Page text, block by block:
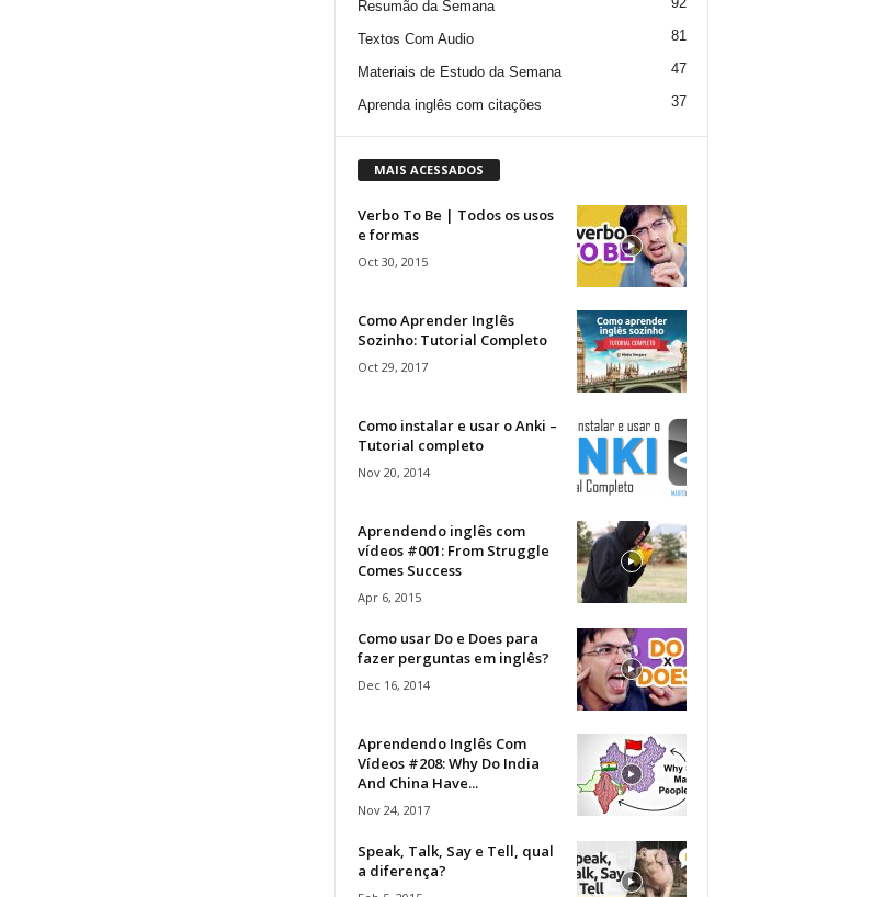
Resumão da Semana
Textos Com Audio 81
Materiais de Estudo da Semana 47
Aprenda inglês com citações 37
MAIS ACESSADOS
Verbo To Be | Todos os usos
e formas
Oct 30, 2015
Como Aprender Inglês
Sozinho: Tutorial Completo
Oct 29, 2017
Como instalar e usar o Anki –
Tutorial completo
Nov 20, 2014
Aprendendo inglês com
vídeos #001: From Struggle
Comes Success
Apr 6, 2015
Como usar Do e Does para
fazer perguntas em inglês?
Dec 16, 2014
Aprendendo Inglês Com
Vídeos #208: Why Do India
And China Have...
Nov 24, 2017
Speak, Talk, Say e Tell, qual
a diferença?